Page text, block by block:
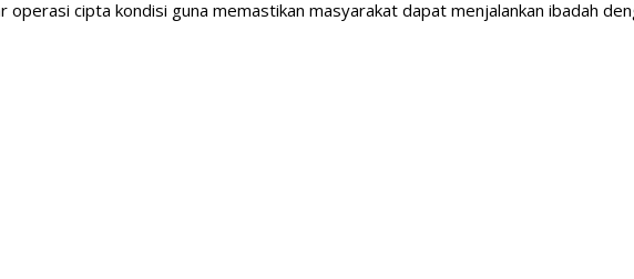
operasi cipta kondisi guna memastikan masyarakat dapat menjalankan ibadah